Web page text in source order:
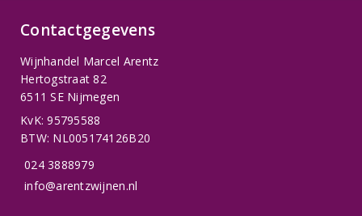
Contactgegevens
Wijnhandel Marcel Arentz
Hertogstraat 82
6511 SE Nijmegen
KvK: 95795588
BTW: NL005174126B20
024 3888979
info@arentzwijnen.nl